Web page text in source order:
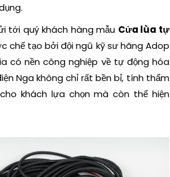
tới quý khách hàng mẫu Cửa lùa tự
chế tạo bởi đội ngũ kỹ sư hãng Adop
có nền công nghiệp về tự động hóa
Nga không chỉ rất bền bỉ, tính thẩm
khách lựa chọn mà còn thể hiện